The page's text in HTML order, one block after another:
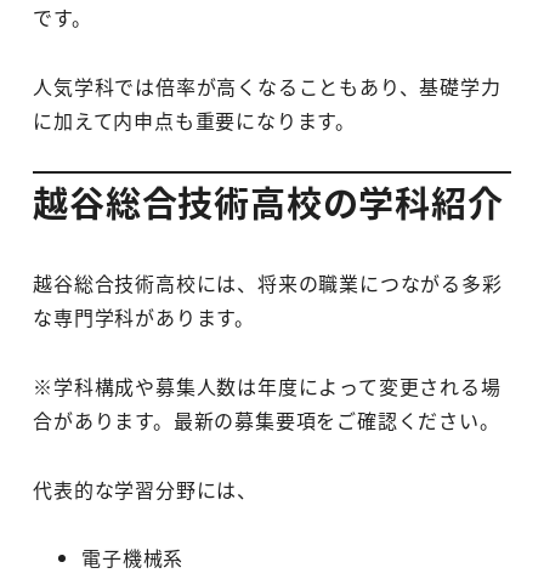
です。
人気学科では倍率が高くなることもあり、基礎学力
に加えて内申点も重要になります。
越谷総合技術高校の学科紹介
越谷総合技術高校には、将来の職業につながる多彩
な専門学科があります。
※学科構成や募集人数は年度によって変更される場
合があります。最新の募集要項をご確認ください。
代表的な学習分野には、
電子機械系